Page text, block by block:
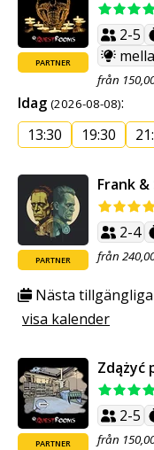
PARTNER
2-5
från
Idag (2026-08-08):
13:30
19:30
PARTNER
Frank
2-4
från
Nästa
visa kalender
PARTNER
Zdążyć
2-5
från